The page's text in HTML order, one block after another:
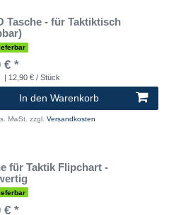
Tasche - für Taktiktisch
€ *
| 12,90 € / Stück
In den Warenkorb
MwSt. zzgl. Versandkosten
für Taktik Flipchart -
€ *